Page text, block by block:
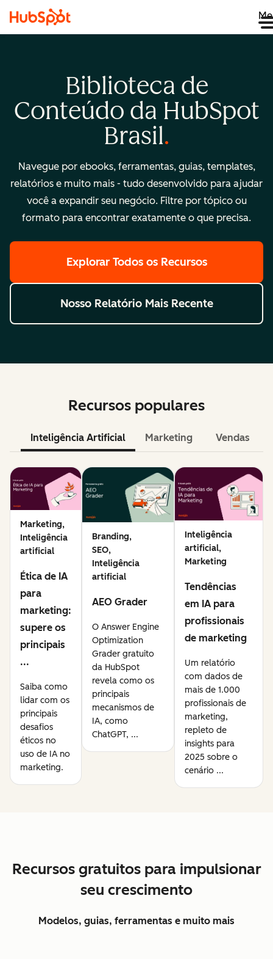
Biblioteca de
Conteúdo da HubSpot
Brasil
Navegue por ebooks, ferramentas, guias, templates,
relatórios e muito mais - tudo desenvolvido para ajudar
você a expandir seu negócio. Filtre por tópico ou
formato para encontrar exatamente o que precisa.
Explorar Todos os Recursos
Nosso Relatório Mais Recente
Recursos populares
Inteligência Artificial Marketing Vendas
Marketing,
Inteligência
artificial
Ética de IA
para
marketing:
supere os
principais
...
Saiba como
lidar com os
principais
desafios
éticos no
uso de IA no
marketing.
Branding,
SEO,
Inteligência
artificial
AEO Grader
O Answer Engine
Optimization
Grader gratuito
da HubSpot
revela como os
principais
mecanismos de
IA, como
ChatGPT, ...
Inteligência
artificial,
Marketing
Tendências
em IA para
profissionais
de marketing
Um relatório
com dados de
mais de 1.000
profissionais de
marketing,
repleto de
insights para
2025 sobre o
cenário ...
Recursos gratuitos para impulsionar
seu crescimento
Modelos, guias, ferramentas e muito mais